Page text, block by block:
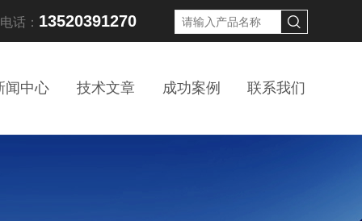
话： 13520391270
闻中心 技术文章 成功案例 联系我们